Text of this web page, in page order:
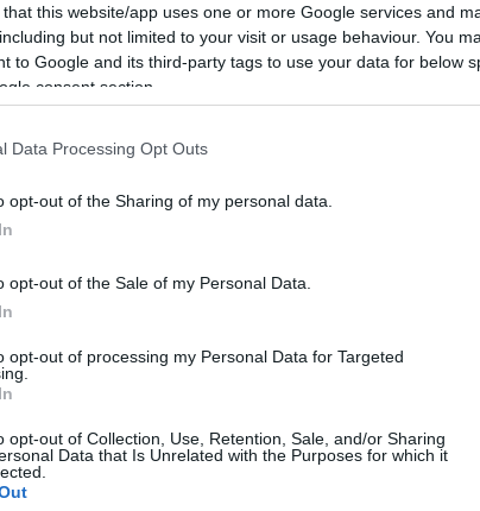
that this website/app uses one or more Google services and
but not limited to your visit or usage behaviour. You
to Google and its third-party tags to use your data for below
consent section.
Data Processing Opt Outs
opt-out of the Sharing of my personal data.
opt-out of the Sale of my Personal Data.
opt-out of processing my Personal Data for Targeted
opt-out of Collection, Use, Retention, Sale, and/or Sharing
Data that Is Unrelated with the Purposes for which it
& Κυριακή
Ρουλέτα»
& OGE «Pώσικη Ρουλέτα»
επικίνδυνη Ρώσικη Ρουλέτα με τον έρωτα. Μαζί
συγκλονιστικό τελικό του Survivor, στον οποίο για μια
πιο επικίνδυνο από οποιοδήποτε αγώνισμα έτρεξε τους